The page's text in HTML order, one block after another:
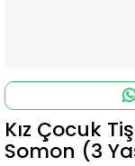
Kız Çocuk
Somon (3